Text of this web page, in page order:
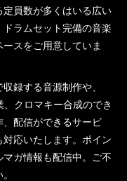
員数が多くはいる広い
ラムセット完備の音楽
スをご用意していま
録する音源制作や、
クロマキー合成のでき
配信ができるサービ
応いたします。ポイン
マガ情報も配信中。ご不